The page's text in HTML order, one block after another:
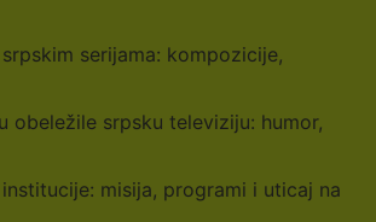
serijama: kompozicije,
obeležile srpsku televiziju: humor,
misija, programi i uticaj na